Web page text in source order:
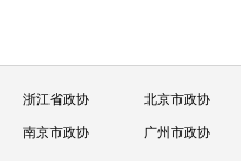
浙江省政协 北京市政协
南京市政协 广州市政协